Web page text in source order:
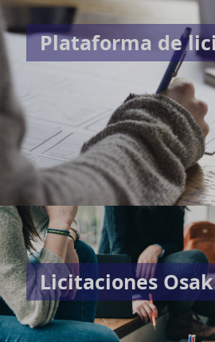
Plataforma de
Licitaciones